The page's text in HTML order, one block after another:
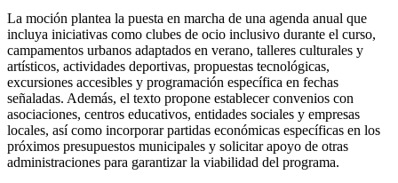
La moción plantea la puesta en marcha de una agenda anual que
incluya iniciativas como clubes de ocio inclusivo durante el curso,
campamentos urbanos adaptados en verano, talleres culturales y
artísticos, actividades deportivas, propuestas tecnológicas,
excursiones accesibles y programación específica en fechas
señaladas. Además, el texto propone establecer convenios con
asociaciones, centros educativos, entidades sociales y empresas
locales, así como incorporar partidas económicas específicas en los
próximos presupuestos municipales y solicitar apoyo de otras
administraciones para garantizar la viabilidad del programa.